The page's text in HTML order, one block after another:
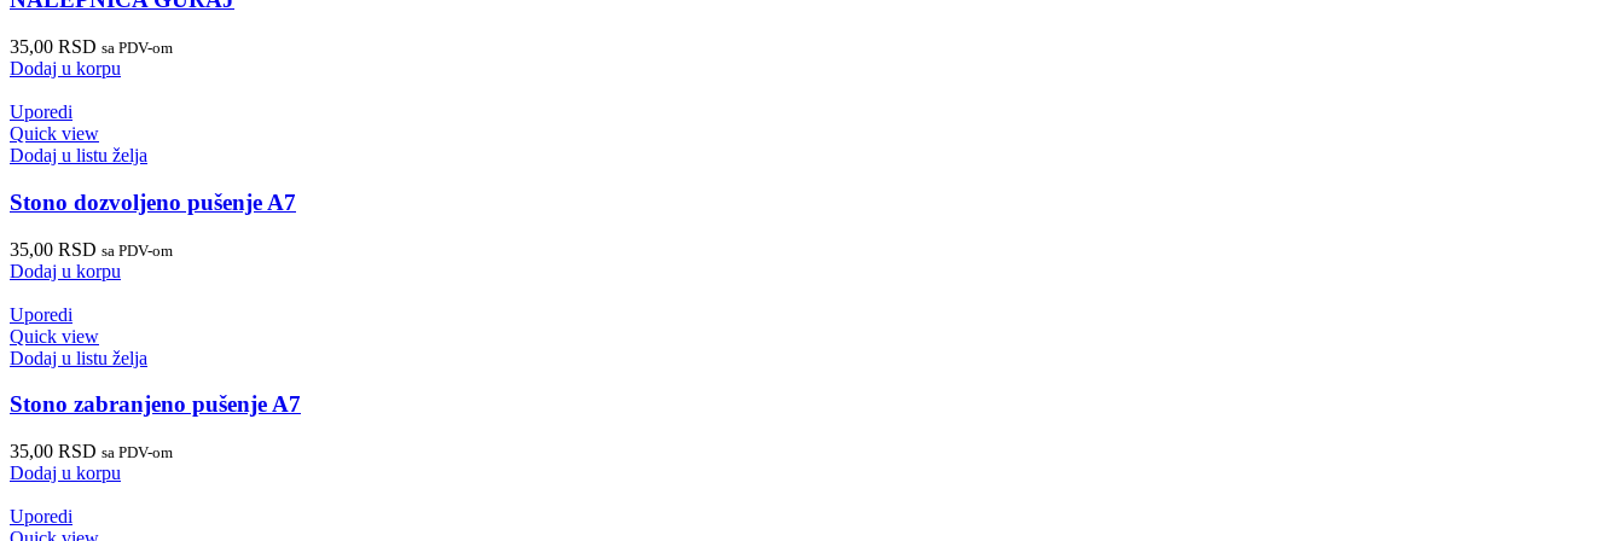
35,00 RSD sa PDV-om
Dodaj u korpu
Uporedi
Quick view
Dodaj u listu želja
Stono dozvoljeno pušenje A7
35,00 RSD sa PDV-om
Dodaj u korpu
Uporedi
Quick view
Dodaj u listu želja
Stono zabranjeno pušenje A7
35,00 RSD sa PDV-om
Dodaj u korpu
Uporedi